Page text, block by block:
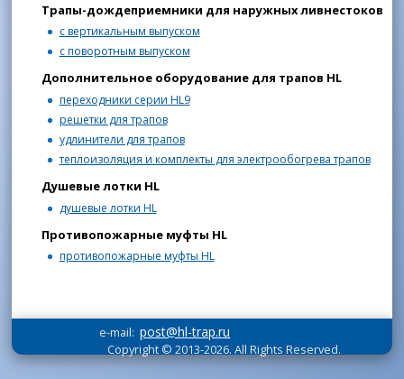
Трапы-дождеприемники для наружных ливнестоков
с вертикальным выпуском
с поворотным выпуском
Дополнительное оборудование для трапов HL
переходники серии HL9
решетки для трапов
удлинители для трапов
теплоизоляция и комплекты для электрообогрева трапов
Душевые лотки HL
душевые лотки HL
Противопожарные муфты HL
противопожарные муфты HL
e-mail:post@hl-trap.ru
Copyright © 2013-2026. All Rights Reserved.